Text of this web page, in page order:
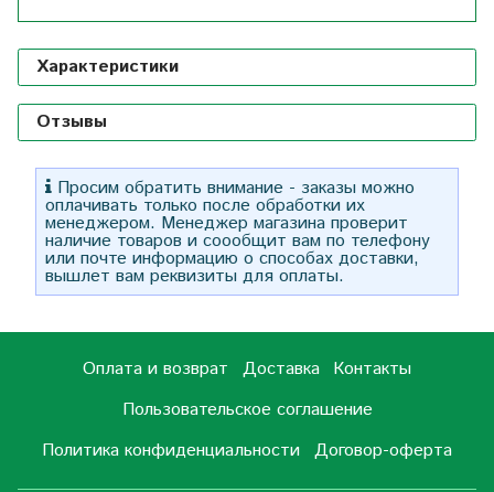
Характеристики
Отзывы
Просим обратить внимание - заказы можно
оплачивать только после обработки их
менеджером. Менеджер магазина проверит
наличие товаров и соообщит вам по телефону
или почте информацию о способах доставки,
вышлет вам реквизиты для оплаты.
Оплата и возврат Доставка Контакты
Пользовательское соглашение
Политика конфиденциальности Договор-оферта